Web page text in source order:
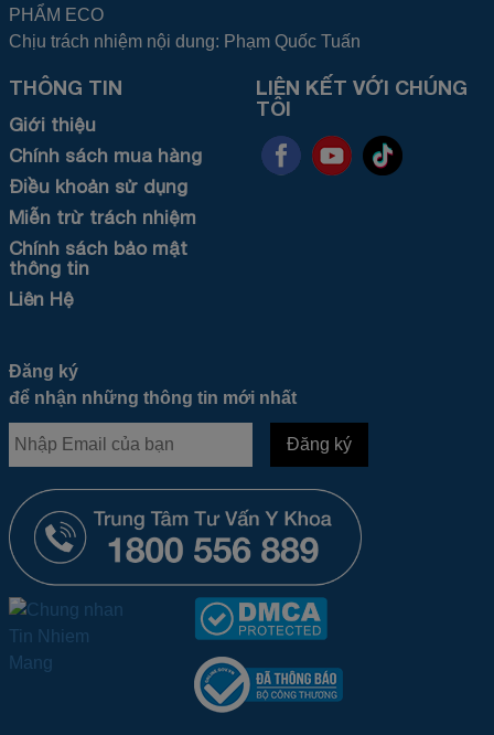
PHẨM ECO
Chịu trách nhiệm nội dung: Phạm Quốc Tuấn
THÔNG TIN
Giới thiệu
Chính sách mua hàng
Điều khoản sử dụng
Miễn trừ trách nhiệm
Chính sách bảo mật
thông tin
Liên Hệ
LIÊN KẾT VỚI CHÚNG
TÔI
Đăng ký
để nhận những thông tin mới nhất